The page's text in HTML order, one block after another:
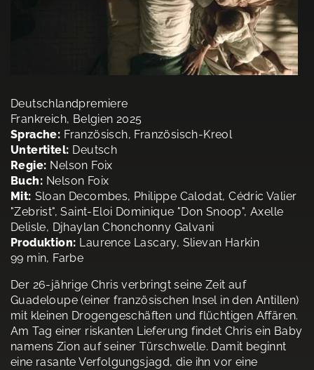
Deutschlandpremiere
Frankreich, Belgien 2025
Sprache: Französisch, Französisch-Kreol
Untertitel: Deutsch
Regie: Nelson Foix
Buch: Nelson Foix
Mit: Sloan Decombes, Philippe Calodat, Cédric Valier
"Zebrist", Saint-Eloi Dominique "Don Snoop", Axelle
Delisle, Djhaylan Chonchonny Galvani
Produktion: Laurence Lascary, Slievan Harkin
99 min, Farbe
Der 26-jährige Chris verbringt seine Zeit auf
Guadeloupe (einer französischen Insel in den Antillen)
mit kleinen Drogengeschäften und flüchtigen Affären.
Am Tag einer riskanten Lieferung findet Chris ein Baby
namens Zion auf seiner Türschwelle. Damit beginnt
eine rasante Verfolgungsjagd, die ihn vor eine